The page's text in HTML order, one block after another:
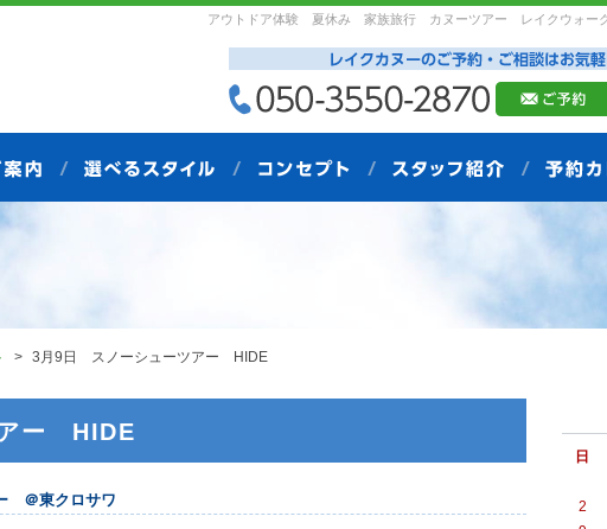
アウトドア体験 夏休み 家族旅行 カヌーツアー レイクウォー
3月9日 スノーシューツアー HIDE
ー HIDE
＠東クロサワ
日
2